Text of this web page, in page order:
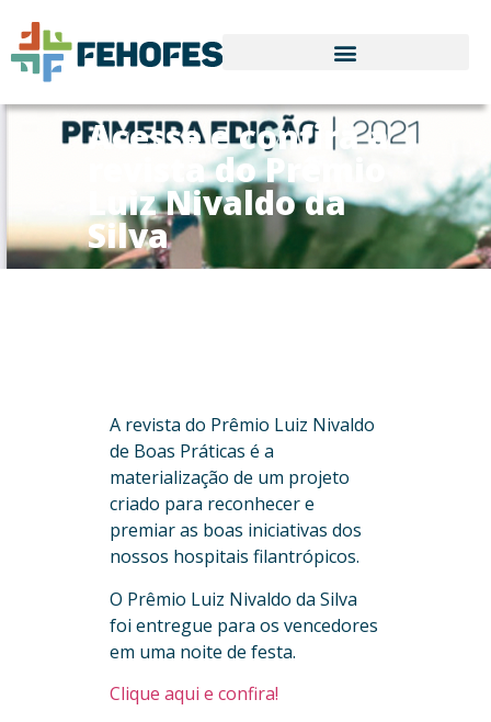
Acesse e confira a
revista do Prêmio
Luiz Nivaldo da
Silva
A revista do Prêmio Luiz Nivaldo
de Boas Práticas é a
materialização de um projeto
criado para reconhecer e
premiar as boas iniciativas dos
nossos hospitais filantrópicos.
O Prêmio Luiz Nivaldo da Silva
foi entregue para os vencedores
em uma noite de festa.
Clique aqui e confira!